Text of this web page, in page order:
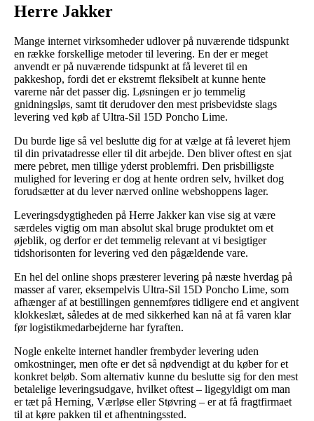
Herre Jakker
Mange internet virksomheder udlover på nuværende tidspunkt
en række forskellige metoder til levering. En der er meget
anvendt er på nuværende tidspunkt at få leveret til en
pakkeshop, fordi det er ekstremt fleksibelt at kunne hente
varerne når det passer dig. Løsningen er jo temmelig
gnidningsløs, samt tit derudover den mest prisbevidste slags
levering ved køb af Ultra-Sil 15D Poncho Lime.
Du burde lige så vel beslutte dig for at vælge at få leveret hjem
til din privatadresse eller til dit arbejde. Den bliver oftest en sjat
mere pebret, men tillige yderst problemfri. Den prisbilligste
mulighed for levering er dog at hente ordren selv, hvilket dog
forudsætter at du lever nærved online webshoppens lager.
Leveringsdygtigheden på Herre Jakker kan vise sig at være
særdeles vigtig om man absolut skal bruge produktet om et
øjeblik, og derfor er det temmelig relevant at vi besigtiger
tidshorisonten for levering ved den pågældende vare.
En hel del online shops præsterer levering på næste hverdag på
masser af varer, eksempelvis Ultra-Sil 15D Poncho Lime, som
afhænger af at bestillingen gennemføres tidligere end et angivent
klokkeslæt, således at de med sikkerhed kan nå at få varen klar
før logistikmedarbejderne har fyraften.
Nogle enkelte internet handler frembyder levering uden
omkostninger, men ofte er det så nødvendigt at du køber for et
konkret beløb. Som alternativ kunne du beslutte sig for den mest
betalelige leveringsudgave, hvilket oftest – ligegyldigt om man
er tæt på Herning, Værløse eller Støvring – er at få fragtfirmaet
til at køre pakken til et afhentningssted.